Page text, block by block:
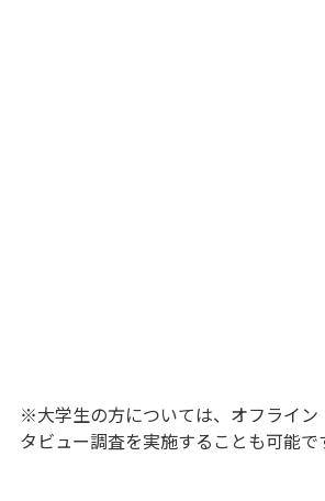
※大学生の方については、オフライン
タビュー調査を実施することも可能で